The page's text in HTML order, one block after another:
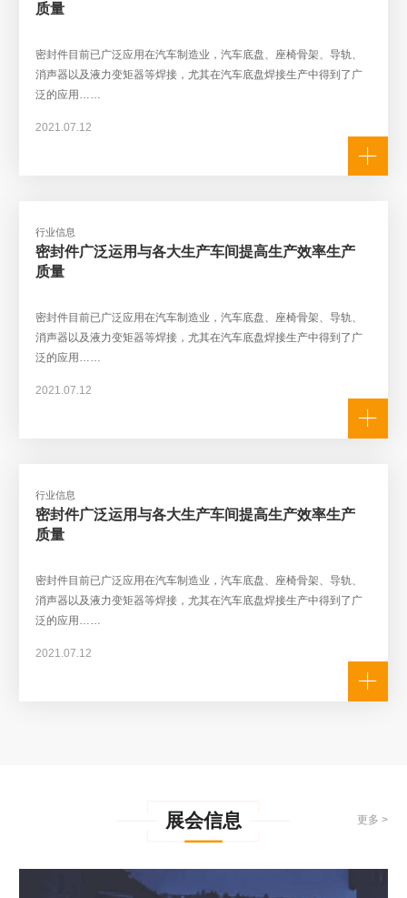
质量
密封件目前已广泛应用在汽车制造业，汽车底盘、座椅骨架、导轨、
消声器以及液力变矩器等焊接，尤其在汽车底盘焊接生产中得到了广
泛的应用……
2021.07.12
行业信息
密封件广泛运用与各大生产车间提高生产效率生产
质量
密封件目前已广泛应用在汽车制造业，汽车底盘、座椅骨架、导轨、
消声器以及液力变矩器等焊接，尤其在汽车底盘焊接生产中得到了广
泛的应用……
2021.07.12
行业信息
密封件广泛运用与各大生产车间提高生产效率生产
质量
密封件目前已广泛应用在汽车制造业，汽车底盘、座椅骨架、导轨、
消声器以及液力变矩器等焊接，尤其在汽车底盘焊接生产中得到了广
泛的应用……
2021.07.12
展会信息 更多 >